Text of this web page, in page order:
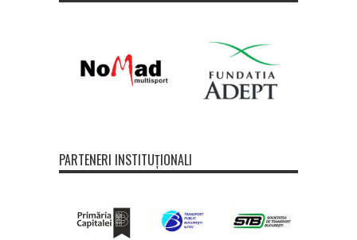
PARTENERI INSTITUȚIONALI